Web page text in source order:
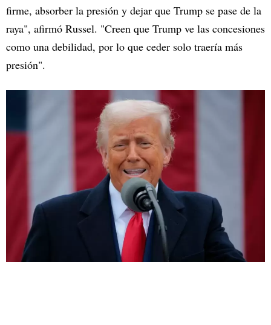
firme, absorber la presión y dejar que Trump se pase de la
raya", afirmó Russel. "Creen que Trump ve las concesiones
como una debilidad, por lo que ceder solo traería más
presión".